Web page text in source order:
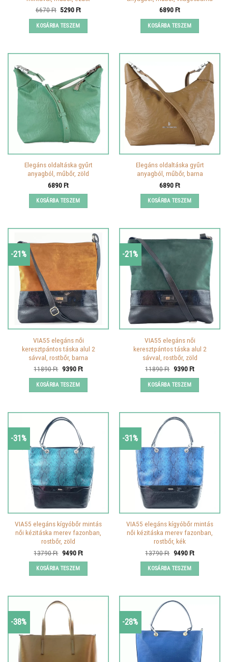
6670Ft Original
was:
6670 Ft.
5290FtCurrent
KOSÁRBA TESZEM
6890Ft
KOSÁRBA TESZEM
Elegáns oldaltáska gyűrt
anyagból, műbőr, zöld
6890Ft
KOSÁRBA TESZEM
Elegáns oldaltáska gyűrt
anyagból, műbőr, barna
6890Ft
KOSÁRBA TESZEM
-21%
VIA55 elegáns női
keresztpántos táska alul 2
sávval, rostbőr, barna
11890Ft Original
was:
11890 Ft.
9390FtCurrent
KOSÁRBA TESZEM
-21%
VIA55 elegáns női
keresztpántos táska alul 2
sávval, rostbőr, zöld
11890Ft Original
was:
11890 Ft.
9390FtCurrent
KOSÁRBA TESZEM
-31%
VIA55 elegáns kígyóbőr mintás
női kézitáska merev fazonban,
rostbőr, zöld
13790Ft Original
was:
13790 Ft.
9490FtCurrent
KOSÁRBA TESZEM
-31%
VIA55 elegáns kígyóbőr mintás
női kézitáska merev fazonban,
rostbőr, kék
13790Ft Original
was:
13790 Ft.
9490FtCurrent
KOSÁRBA TESZEM
-38% -28%